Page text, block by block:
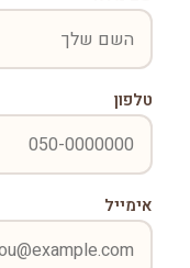
טלפון
אימייל